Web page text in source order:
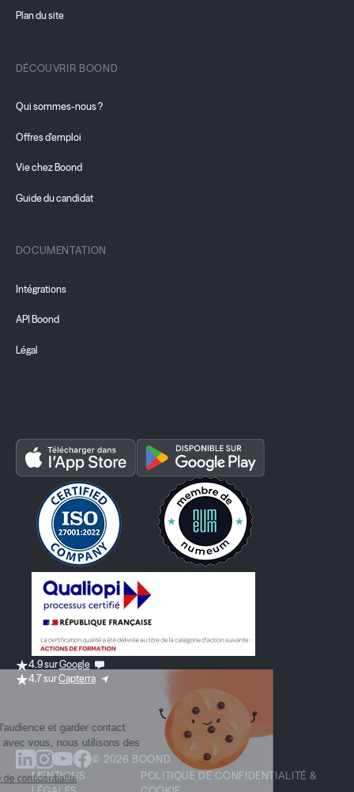
Plan du site
DÉCOUVRIR BOOND
Qui sommes-nous ?
Offres d'emploi
Vie chez Boond
Guide du candidat
DOCUMENTATION
Intégrations
API Boond
Légal
4.9 surGoogle
4.7 surCapterra
© 2026 BOOND.
MENTIONS
POLITIQUE DE CONFIDENTIALITÉ &